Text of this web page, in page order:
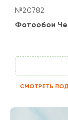
№20782
Фотообои
СМОТРЕТЬ